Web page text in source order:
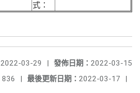
式：
發佈日期： 2022-03-15
2022-03-29
|
最後更新日期： 2022-03-17 |
836 |